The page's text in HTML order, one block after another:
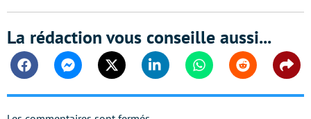
La rédaction vous conseille aussi...
FacebookMessengerTwitter Linkedin WhatsappReddit